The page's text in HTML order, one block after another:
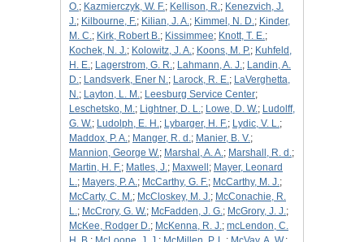
O.; Kazmierczyk, W. F.; Kellison, R.; Kenezvich, J.
J.; Kilbourne, F.; Kilian, J. A.; Kimmel, N. D.; Kinder,
M. C.; Kirk, Robert B.; Kissimmee; Knott, T. E.;
Kochek, N. J.; Kolowitz, J. A.; Koons, M. P.; Kuhfeld,
H. E.; Lagerstrom, G. R.; Lahmann, A. J.; Landin, A.
D.; Landsverk, Ener N.; Larock, R. E.; LaVerghetta,
N.; Layton, L. M.; Leesburg Service Center;
Leschetsko, M.; Lightner, D. L.; Lowe, D. W.; Ludolff,
G. W.; Ludolph, E. H.; Lybarger, H. F.; Lydic, V. L.;
Maddox, P. A.; Manger, R. d.; Manier, B. V.;
Mannion, George W.; Marshal, A. A.; Marshall, R. d.;
Martin, H. F.; Matles, J.; Maxwell ; Mayer, Leonard
L.; Mayers, P. A.; McCarthy, G. F.; McCarthy, M. J.;
McCarty, C. M.; McCloskey, M. J.; McConachie, R.
L.; McCrory, G. W.; McFadden, J. G.; McGrory, J. J.;
McKee, Rodger D.; McKenna, R. J.; mcLendon, C.